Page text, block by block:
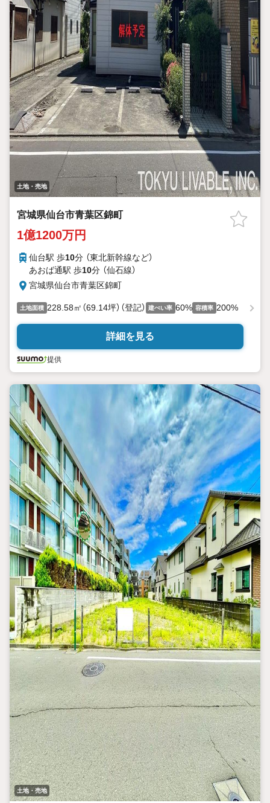
土地・売地
宮城県仙台市青葉区錦町
1億1200万円
仙台駅 歩10分 （東北新幹線など）
あおば通駅 歩10分 （仙石線）
宮城県仙台市青葉区錦町
土地面積 228.58㎡（69.14坪）（登記） 建ぺい率 60% 容積率 200%
詳細を見る
提供
土地・売地